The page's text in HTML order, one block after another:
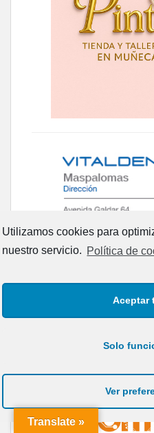
Utilizamos cookies para
nuestro servicio. Política de
Aceptar
Solo
Ver
Translate »